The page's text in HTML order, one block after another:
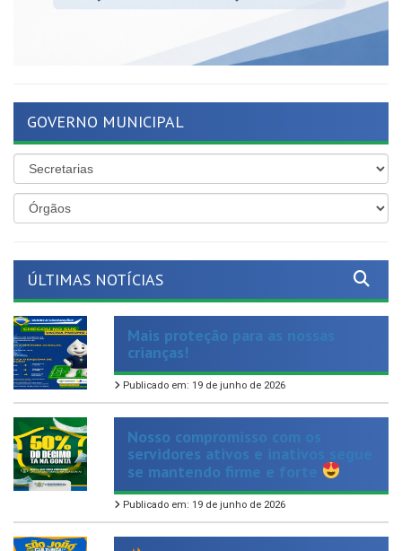
Mais proteção para as nossas
crianças!
Publicado em: 19 de junho de 2026
Nosso compromisso com os
servidores ativos e inativos segue
se mantendo firme e forte
Publicado em: 19 de junho de 2026
O São João Cultural de
Ferreiros 2026 vem aí!